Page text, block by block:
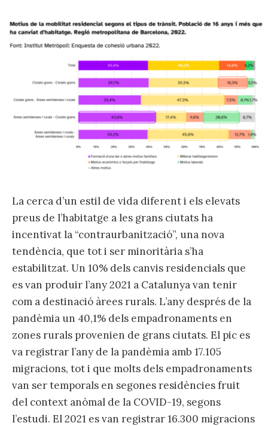
La cerca d’un estil de vida diferent i els elevats
preus de l’habitatge a les grans ciutats ha
incentivat la “contraurbanització”, una nova
tendència, que tot i ser minoritària s’ha
estabilitzat. Un 10% dels canvis residencials que
es van produir l’any 2021 a Catalunya van tenir
com a destinació àrees rurals. L’any després de la
pandèmia un 40,1% dels empadronaments en
zones rurals provenien de grans ciutats. El pic es
va registrar l’any de la pandèmia amb 17.105
migracions, tot i que molts dels empadronaments
van ser temporals en segones residències fruit
del context anòmal de la COVID-19, segons
l’estudi. El 2021 es van registrar 16.300 migracions